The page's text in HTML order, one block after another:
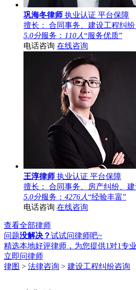
巩海冬律师 执业认证 平台保障
擅长： 合同事务、建设工程纠
5.0分服务： 110人“服务优质”
电话咨询 在线咨询
王淳律师 执业认证 平台保障
擅长： 合同事务、房产纠纷、
5.0分服务： 4276人“经验丰富”
电话咨询 在线咨询
查看全部律师
问题没解决？试试问律师吧~
精选本地好评律师，为您提供1对1专
立即问律师
律图 > 法律咨询 > 建设工程纠纷咨询